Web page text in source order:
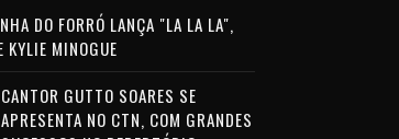
DO FORRÓ LANÇA "LA LA LA",
KYLIE MINOGUE
CANTOR GUTTO SOARES SE
APRESENTA NO CTN, COM GRANDES